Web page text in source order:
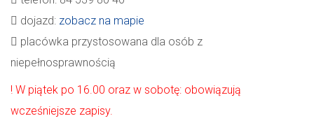
dojazd: zobacz na mapie
placówka przystosowana dla osób z
niepełnosprawnością
! W piątek po 16.00 oraz w sobotę: obowiązują
wcześniejsze zapisy.